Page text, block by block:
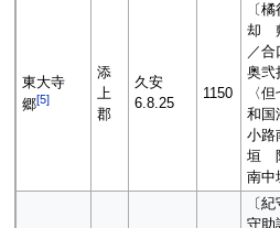
東大寺
郷[5]
添
上
郡
久安
6.8.25
1150
〔
却
／合
奥弐
〈
和国
小路
垣
南中
〔
守助